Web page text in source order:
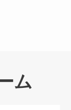
ム